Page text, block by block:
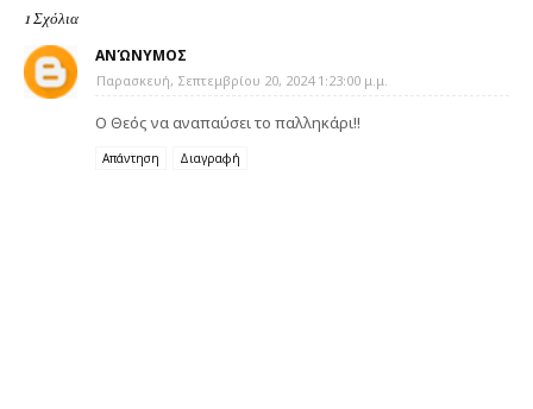
1 Σχόλια
ΑΝΏΝΥΜΟΣ
Παρασκευή, Σεπτεμβρίου 20, 2024 1:23:00 μ.μ.
Ο Θεός να αναπαύσει το παλληκάρι!!
Απάντηση Διαγραφή